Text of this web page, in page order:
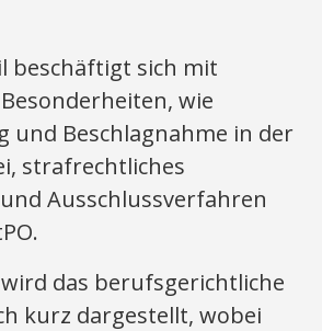
beschäftigt sich mit
wie
und Beschlagnahme in der
strafrechtliches
Ausschlussverfahren
das berufsgerichtliche
kurz dargestellt, wobei